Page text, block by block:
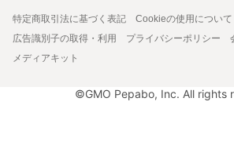
特定商取引法に基づく表記
Cookieの使用について
広告識別子の取得・利用
プライバシーポリシー
メディアキット
©GMO Pepabo, Inc. All rights